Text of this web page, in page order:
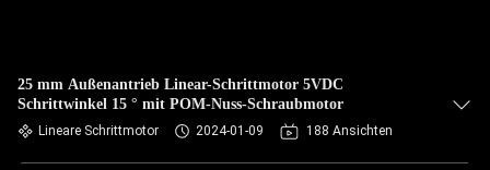
25 mm Außenantrieb Linear-Schrittmotor 5VDC
Schrittwinkel 15 ° mit POM-Nuss-Schraubmotor
Lineare Schrittmotor 2024-01-09 188 Ansichten